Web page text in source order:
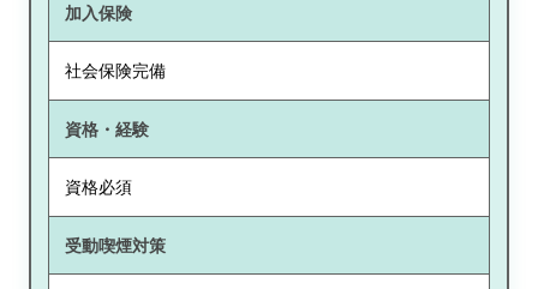
加入保険
社会保険完備
資格・経験
資格必須
受動喫煙対策